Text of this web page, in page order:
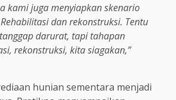
kami juga menyiapkan skenario
dan rekonstruksi. Tentu
darurat, tapi tahapan
rekonstruksi, kita siagakan,”
hunian sementara menjadi